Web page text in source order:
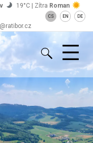
19°C | Zítra Roman
CS EN DE